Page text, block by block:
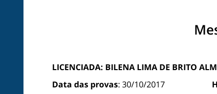
LICENCIADA: BILENA LIMA DE BRITO
Data das provas: 30/10/2017